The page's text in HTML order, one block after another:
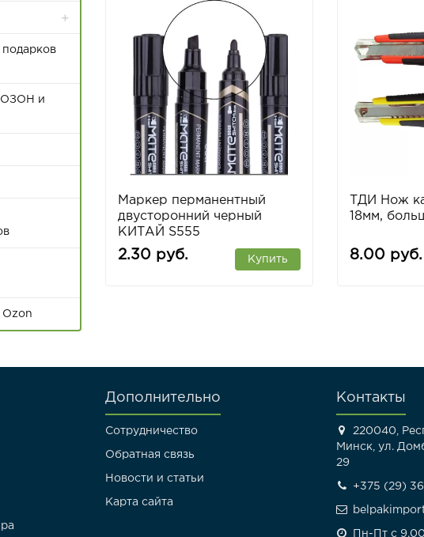
подарков
ОЗОН и
Ozon
Маркер перманентный
двусторонний черный
КИТАЙ S555
2.30 руб. Купить
ТДИ Нож
18мм,
8.00 руб.
Дополнительно
Сотрудничество
Обратная связь
Новости и статьи
Карта сайта
Контакты
220040,
Минск, ул.
29
+375 (29)
Пн-Пт с